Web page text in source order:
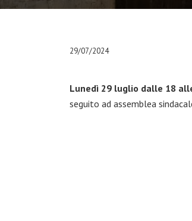
29/07/2024
Lunedì 29 luglio dalle 18
seguito ad assemblea